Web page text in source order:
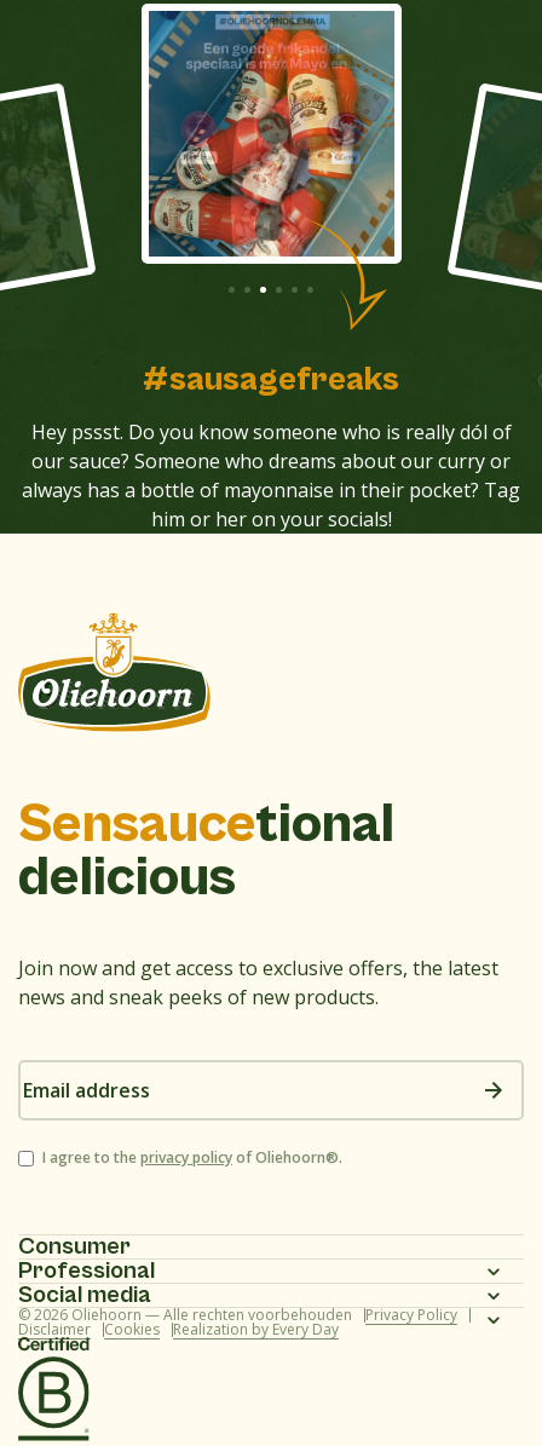
#sausagefreaks
Hey pssst. Do you know someone who is really dól of
our sauce? Someone who dreams about our curry or
always has a bottle of mayonnaise in their pocket? Tag
him or her on your socials!
Sensaucetional
delicious
Join now and get access to exclusive offers, the latest
news and sneak peeks of new products.
Email
address
Consent
I agree to theprivacy policyof Oliehoorn®.
Consumer
Homepage
Assortment
Recipes
About us
Professional
Homepage
Assortment
Recipes
Social media
Instagram
Facebook
Youtube
© 2026 Oliehoorn — Alle rechten voorbehouden Privacy Policy
Disclaimer Cookies Realization by Every Day